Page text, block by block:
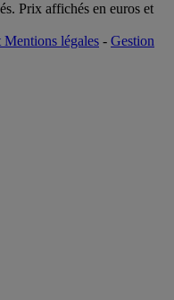
Prix affichés en euros et
légales - Gestion